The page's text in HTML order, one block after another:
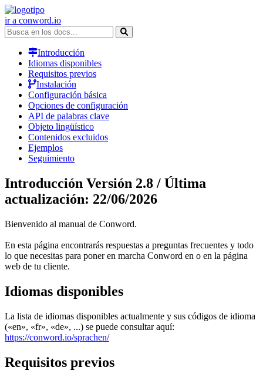
ir a conword.io
Introducción
Idiomas disponibles
Requisitos previos
Instalación
Configuración básica
Opciones de configuración
API de palabras clave
Objeto lingüístico
Contenidos excluidos
Ejemplos
Seguimiento
Introducción Versión 2.8 / Última
actualización: 22/06/2026
Bienvenido al manual de Conword.
En esta página encontrarás respuestas a preguntas frecuentes y todo
lo que necesitas para poner en marcha Conword en o en la página
web de tu cliente.
Idiomas disponibles
La lista de idiomas disponibles actualmente y sus códigos de idioma
(«en», «fr», «de», ...) se puede consultar aquí:
https://conword.io/sprachen/
Requisitos previos